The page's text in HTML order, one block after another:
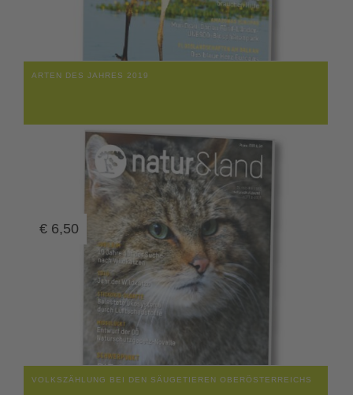
ARTEN DES JAHRES 2019
€ 6,50
VOLKSZÄHLUNG BEI DEN SÄUGETIEREN OBERÖSTERREICHS